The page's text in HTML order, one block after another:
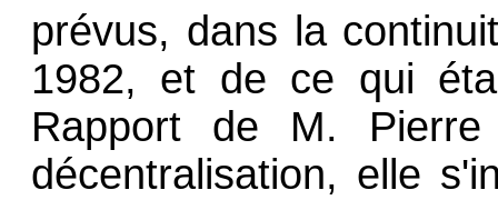
prévus, dans la
1982, et de ce qui
Rapport de M.
décentralisation, elle